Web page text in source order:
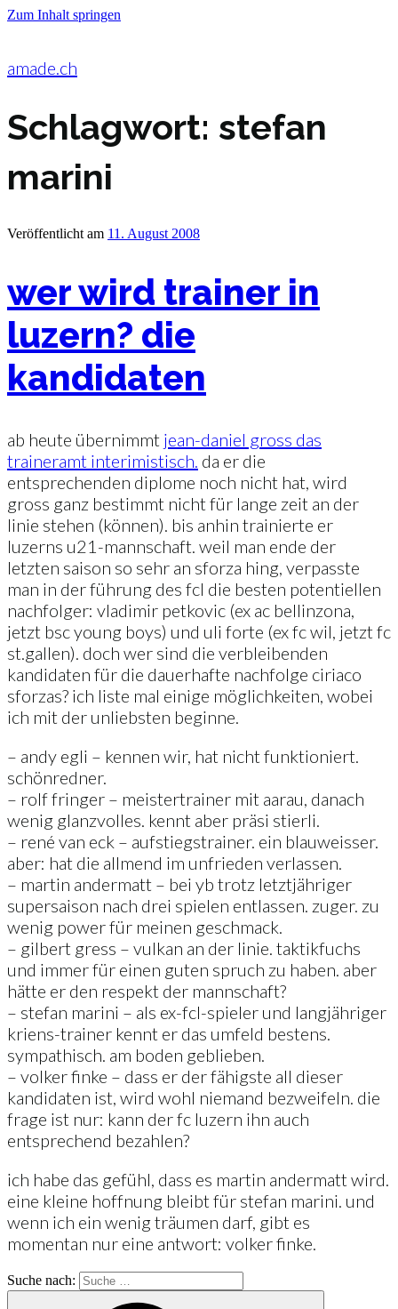
Zum Inhalt springen
amade.ch
Schlagwort: stefan
marini
Veröffentlicht am 11. August 2008
wer wird trainer in
luzern? die
kandidaten
ab heute übernimmt jean-daniel gross das
traineramt interimistisch. da er die
entsprechenden diplome noch nicht hat, wird
gross ganz bestimmt nicht für lange zeit an der
linie stehen (können). bis anhin trainierte er
luzerns u21-mannschaft. weil man ende der
letzten saison so sehr an sforza hing, verpasste
man in der führung des fcl die besten potentiellen
nachfolger: vladimir petkovic (ex ac bellinzona,
jetzt bsc young boys) und uli forte (ex fc wil, jetzt fc
st.gallen). doch wer sind die verbleibenden
kandidaten für die dauerhafte nachfolge ciriaco
sforzas? ich liste mal einige möglichkeiten, wobei
ich mit der unliebsten beginne.
– andy egli – kennen wir, hat nicht funktioniert.
schönredner.
– rolf fringer – meistertrainer mit aarau, danach
wenig glanzvolles. kennt aber präsi stierli.
– rené van eck – aufstiegstrainer. ein blauweisser.
aber: hat die allmend im unfrieden verlassen.
– martin andermatt – bei yb trotz letztjähriger
supersaison nach drei spielen entlassen. zuger. zu
wenig power für meinen geschmack.
– gilbert gress – vulkan an der linie. taktikfuchs
und immer für einen guten spruch zu haben. aber
hätte er den respekt der mannschaft?
– stefan marini – als ex-fcl-spieler und langjähriger
kriens-trainer kennt er das umfeld bestens.
sympathisch. am boden geblieben.
– volker finke – dass er der fähigste all dieser
kandidaten ist, wird wohl niemand bezweifeln. die
frage ist nur: kann der fc luzern ihn auch
entsprechend bezahlen?
ich habe das gefühl, dass es martin andermatt wird.
eine kleine hoffnung bleibt für stefan marini. und
wenn ich ein wenig träumen darf, gibt es
momentan nur eine antwort: volker finke.
Suche nach: